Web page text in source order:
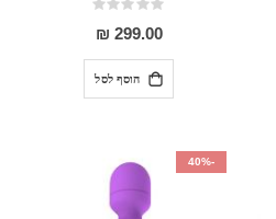
Rating:
0%
299.00 ₪
הוסף לסל
-40%